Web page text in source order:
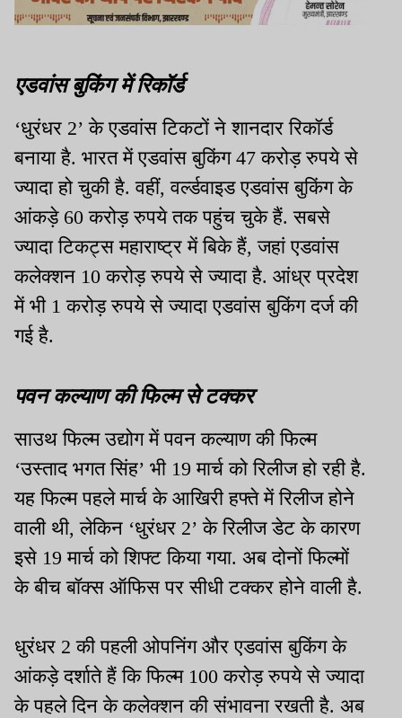
एडवांस बुकिंग में रिकॉर्ड
‘धुरंधर 2’ के एडवांस टिकटों ने शानदार रिकॉर्ड
बनाया है. भारत में एडवांस बुकिंग 47 करोड़ रुपये से
ज्यादा हो चुकी है. वहीं, वर्ल्डवाइड एडवांस बुकिंग के
आंकड़े 60 करोड़ रुपये तक पहुंच चुके हैं. सबसे
ज्यादा टिकट्स महाराष्ट्र में बिके हैं, जहां एडवांस
कलेक्शन 10 करोड़ रुपये से ज्यादा है. आंध्र प्रदेश
में भी 1 करोड़ रुपये से ज्यादा एडवांस बुकिंग दर्ज की
गई है.
पवन कल्याण की फिल्म से टक्कर
साउथ फिल्म उद्योग में पवन कल्याण की फिल्म
‘उस्ताद भगत सिंह’ भी 19 मार्च को रिलीज हो रही है.
यह फिल्म पहले मार्च के आखिरी हफ्ते में रिलीज होने
वाली थी, लेकिन ‘धुरंधर 2’ के रिलीज डेट के कारण
इसे 19 मार्च को शिफ्ट किया गया. अब दोनों फिल्मों
के बीच बॉक्स ऑफिस पर सीधी टक्कर होने वाली है.
धुरंधर 2 की पहली ओपनिंग और एडवांस बुकिंग के
आंकड़े दर्शाते हैं कि फिल्म 100 करोड़ रुपये से ज्यादा
के पहले दिन के कलेक्शन की संभावना रखती है. अब